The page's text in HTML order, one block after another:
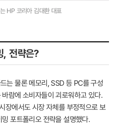
HP 코리아 김대환 대표
, 전략은?
는 물론 메모리, SSD 등 PC를 구성
람에 소비자들이 괴로워하고 있다.
장에서도 시장 자체를 부정적으로 보
포트폴리오 전략을 설명했다.